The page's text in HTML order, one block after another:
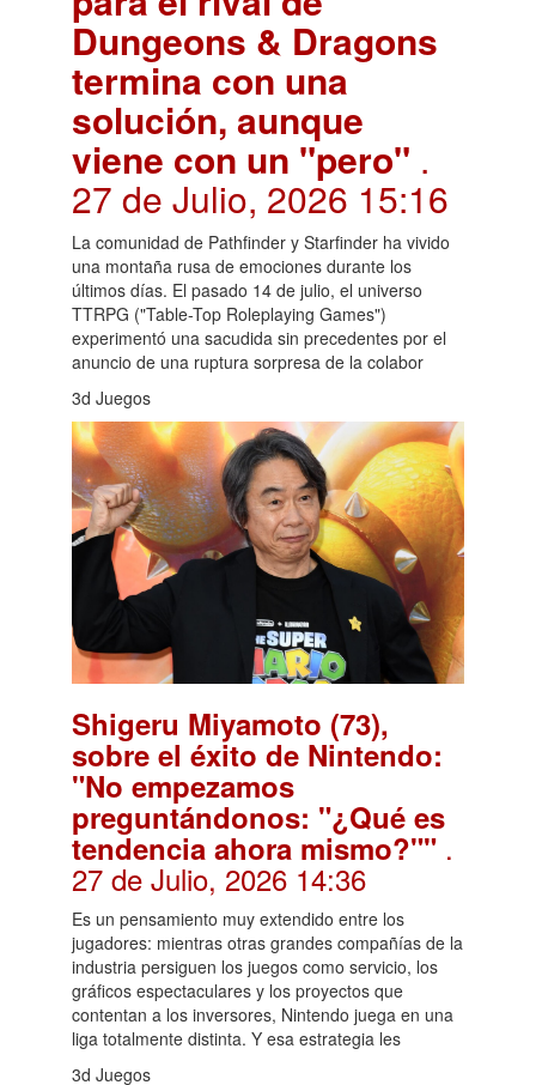
Dungeons & Dragons
termina con una
solución, aunque
viene con un "pero" .
27 de Julio, 2026 15:16
La comunidad de Pathfinder y Starfinder ha vivido
una montaña rusa de emociones durante los
últimos días. El pasado 14 de julio, el universo
TTRPG ("Table-Top Roleplaying Games")
experimentó una sacudida sin precedentes por el
anuncio de una ruptura sorpresa de la colabor
3d Juegos
Shigeru Miyamoto (73),
sobre el éxito de Nintendo:
"No empezamos
preguntándonos: "¿Qué es
tendencia ahora mismo?"" .
27 de Julio, 2026 14:36
Es un pensamiento muy extendido entre los
jugadores: mientras otras grandes compañías de la
industria persiguen los juegos como servicio, los
gráficos espectaculares y los proyectos que
contentan a los inversores, Nintendo juega en una
liga totalmente distinta. Y esa estrategia les
3d Juegos